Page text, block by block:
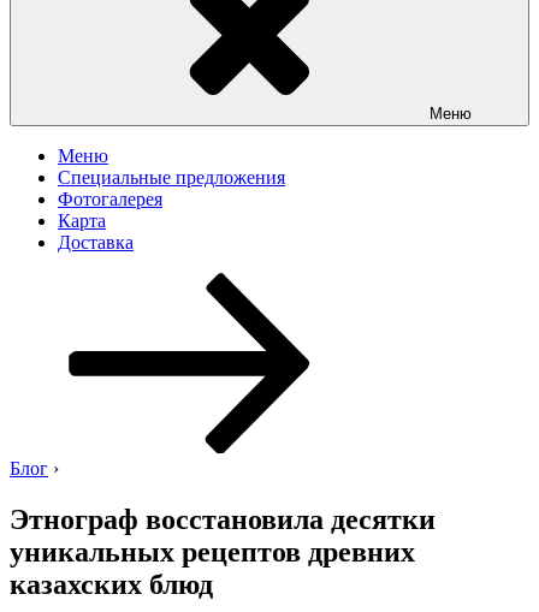
Меню
Меню
Специальные предложения
Фотогалерея
Карта
Доставка
Блог ›
Этнограф восстановила десятки
уникальных рецептов древних
казахских блюд